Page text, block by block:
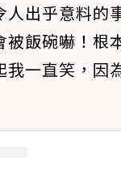
人出乎意料的
被飯碗嚇！根
我一直笑，因